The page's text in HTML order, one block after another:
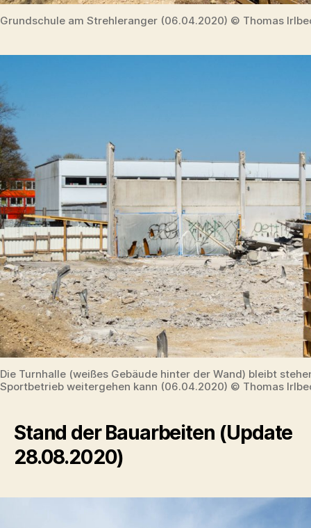
Grundschule am Strehleranger (06.04.2020) © Thomas
Die Turnhalle (weißes Gebäude hinter der Wand) bleibt
Sportbetrieb weitergehen kann (06.04.2020) © Thomas
Stand der Bauarbeiten (Update
28.08.2020)